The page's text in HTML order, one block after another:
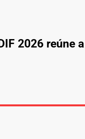
2026 reúne a